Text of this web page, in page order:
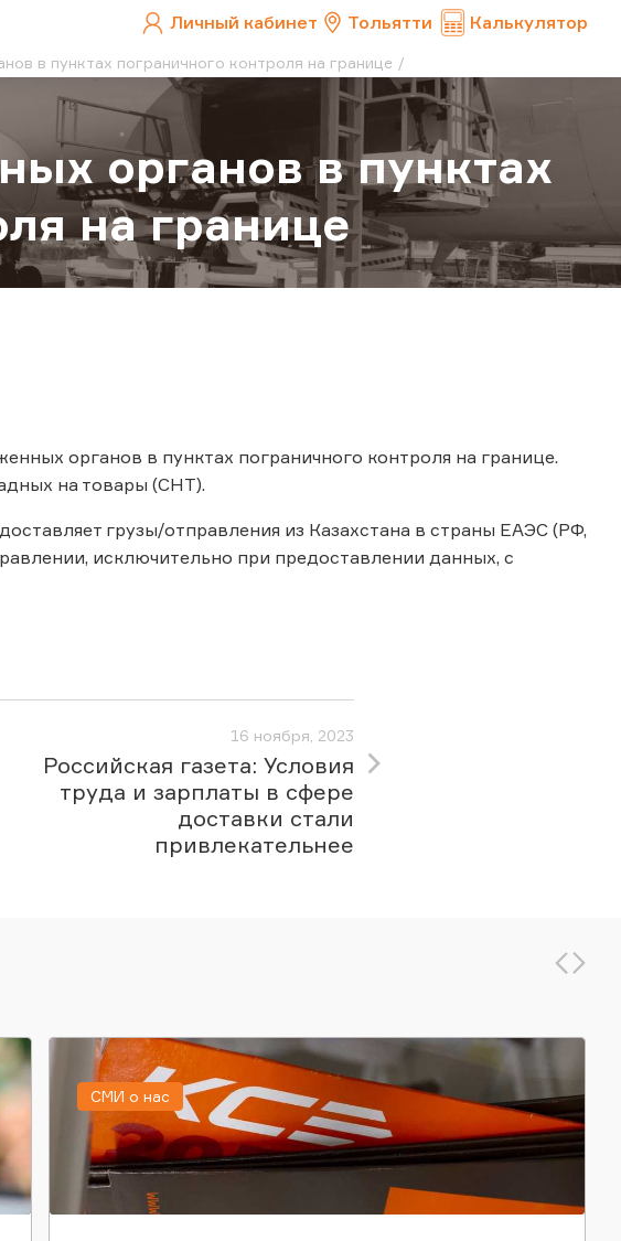
Личный кабинет Тольятти Калькулятор
в пунктах пограничного контроля на границе
органов в пунктах
на границе
органов в пунктах пограничного контроля на границе.
на товары (СНТ).
грузы/отправления из Казахстана в страны ЕАЭС (РФ,
исключительно при предоставлении данных, с
16 ноября, 2023
Российская газета: Условия
труда и зарплаты в сфере
доставки стали
привлекательнее
СМИ о нас